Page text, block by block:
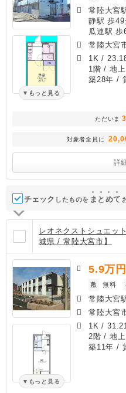
もっと見る
常陸大宮
静駅 歩49
瓜連駅 歩
常陸大宮
1K /
1階 / 地
築28年 /
ただいま
対象者全員に
詳
チェック したものを ま と めて
レオネクストシュエ
城県 / 常陸大宮市】
もっと見る
5.9万円
敷
無料
常陸大宮
常陸大宮
1K /
2階 / 地
築11年 /